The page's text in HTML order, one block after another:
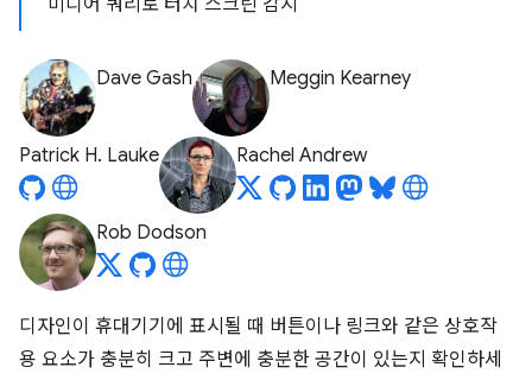
미디어 쿼리로 터치 스크린 감지
Dave Gash Meggin Kearney
Patrick H. Lauke Rachel Andrew
Rob Dodson
디자인이 휴대기기에 표시될 때 버튼이나 링크와 같은 상호작
용 요소가 충분히 크고 주변에 충분한 공간이 있는지 확인하세